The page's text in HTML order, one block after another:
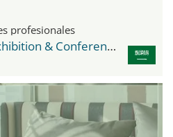
profesionales
RFECC Riyadh Front Exhibition & Conference Center